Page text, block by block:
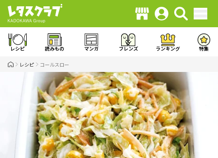
レシピ 読みもの マンガ フレンズ ランキング 特集
レシピ コールスロー